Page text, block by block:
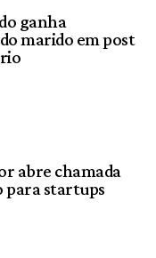
ganha
marido em post
abre chamada
para startups